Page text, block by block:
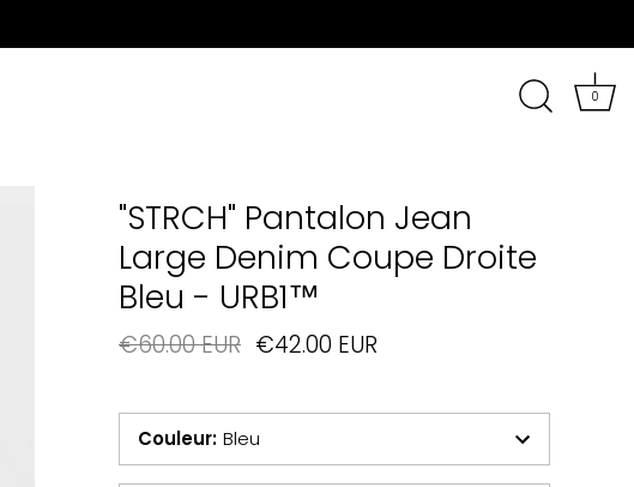
0
"STRCH" Pantalon Jean
Large Denim Coupe Droite
Bleu - URB1™
€60.00 EUR €42.00 EUR
Couleur: Bleu